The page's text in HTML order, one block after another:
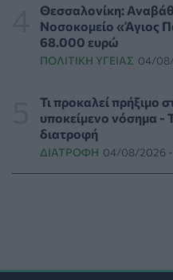
ΨΥΧΙΚΉ ΥΓΕΊΑ 05/08/2026 -
Γεωργιάδης: «Δεν έπεσε
Νοσοκομείου Κορίνθου,
Ιαπωνικό θαύμα κατά της
Καινοτόμος θεραπεία
βακτήριο-«κλειδί»
ΥΓΕΊΑ 05/08/2026 - 21:17
Θεσσαλονίκη:
Νοσοκομείο «Άγιος
68.000 ευρώ
ΠΟΛΙΤΙΚΉ ΥΓΕΊΑΣ 04/
Τι προκαλεί πρήξιμο
υποκείμενο νόσημα -
διατροφή
ΔΙΑΤΡΟΦΉ 04/08/2026 -